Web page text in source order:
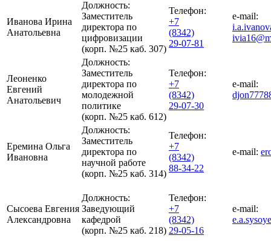
Иванова Ирина
Анатольевна
Должность:
Заместитель
директора по
цифровизации
(корп. №25 каб. 307)
Телефон:
+7
(8342)
29-07-81
e-mail:
Леоненко
Евгений
Анатольевич
Должность:
Заместитель
директора по
молодежной
политике
(корп. №25 каб. 612)
Телефон:
+7
(8342)
29-07-30
e-mail:
Еремина Ольга
Ивановна
Должность:
Заместитель
директора по
научной работе
(корп. №25 каб. 314)
Телефон:
+7
(8342)
88-34-22
e-mail:
Сысоева Евгения
Александровна
Должность:
Заведующий
кафедрой
(корп. №25 каб. 218)
Телефон:
+7
(8342)
29-05-16
e-mail: